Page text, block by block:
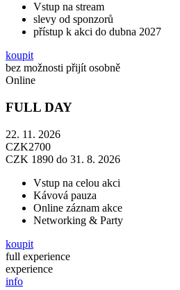
Vstup na stream
slevy od sponzorů
přístup k akci do dubna 2027
koupit
bez možnosti přijít osobně
Online
FULL DAY
22. 11. 2026
CZK2700
CZK 1890 do 31. 8. 2026
Vstup na celou akci
Kávová pauza
Online záznam akce
Networking & Party
koupit
full experience
experience
info